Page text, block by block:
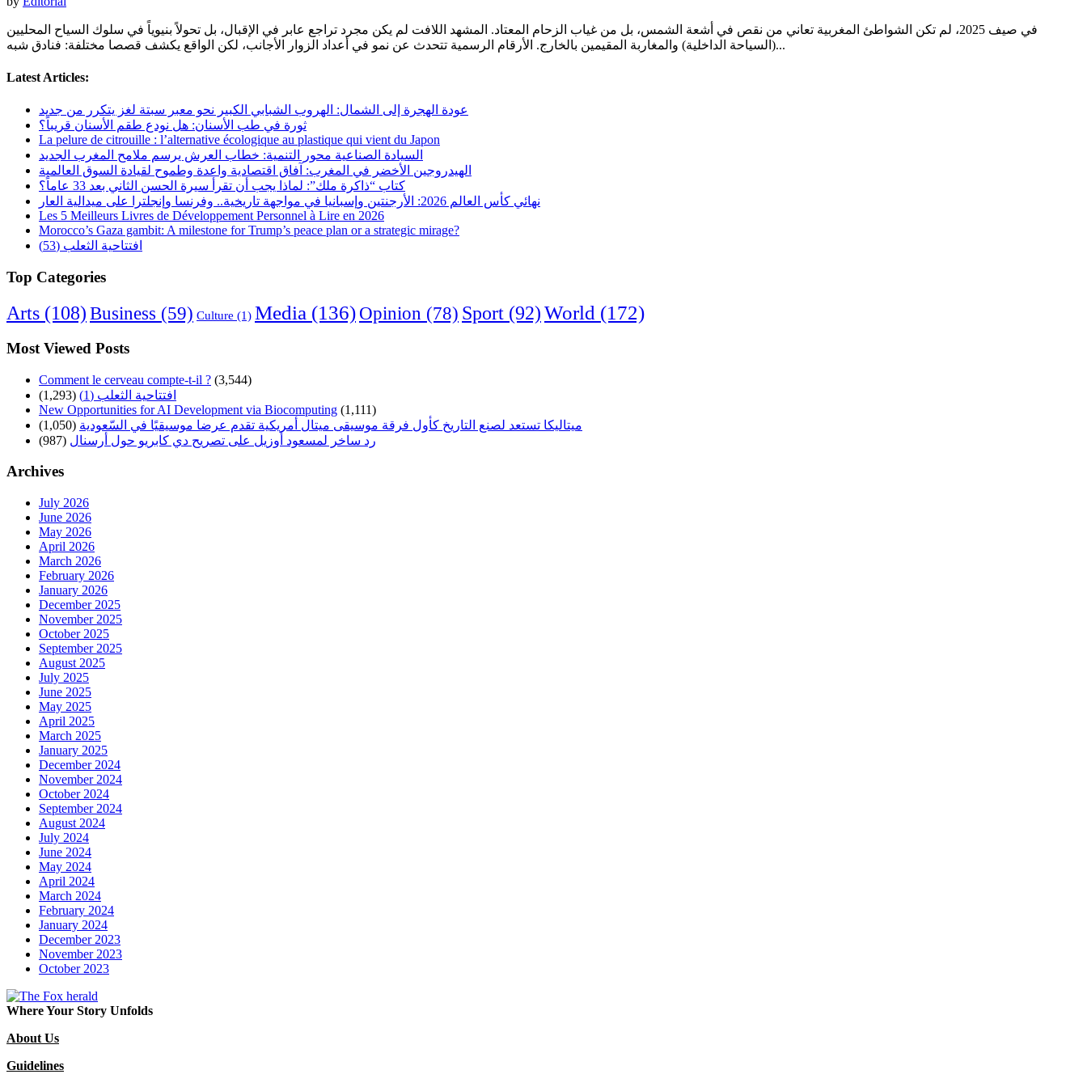
في صيف 2025، لم تكن الشواطئ المغربية تعاني من نقص في أشعة الشمس، بل من غياب الزحام المعتاد. المشهد اللافت لم يكن مجرد تراجع عابر في الإقبال، بل تحولاً بنيوياً في سلوك السياح المحليين
(السياحة الداخلية) والمغاربة المقيمين بالخارج. الأرقام الرسمية تتحدث عن نمو في أعداد الزوار الأجانب، لكن الواقع يكشف قصصا مختلفة: فنادق شبه...
Latest Articles:
عودة الهجرة إلى الشمال: الهروب الشبابي الكبير نحو معبر سبتة لغز يتكرر من جديد
ثورة في طب الأسنان: هل نودع طقم الأسنان قريباً؟
La pelure de citrouille : l’alternative écologique au plastique qui vient du Japon
السيادة الصناعية محور التنمية: خطاب العرش يرسم ملامح المغرب الجديد
الهيدروجين الأخضر في المغرب: آفاق اقتصادية واعدة وطموح لقيادة السوق العالمية
كتاب “ذاكرة ملك”: لماذا يجب أن تقرأ سيرة الحسن الثاني بعد 33 عاماً؟
نهائي كأس العالم 2026: الأرجنتين وإسبانيا في مواجهة تاريخية.. وفرنسا وإنجلترا على ميدالية العار
Les 5 Meilleurs Livres de Développement Personnel à Lire en 2026
Morocco’s Gaza gambit: A milestone for Trump’s peace plan or a strategic mirage?
افتتاحية الثعلب (53)
Top Categories
Arts (108) Business (59) Culture (1) Media (136)Opinion (78) Sport (92)World (172)
Most Viewed Posts
Comment le cerveau compte-t-il ? (3,544)
افتتاحية الثعلب (1)
(1,293)
New Opportunities for AI Development via Biocomputing (1,111)
ميتاليكا تستعد لصنع التاريخ كأول فرقة موسيقى ميتال أمريكية تقدم عرضا موسيقيًا في السّعودية (1,050)
رد ساخر لمسعود أوزيل على تصريح دي كابريو حول أرسنال (987)
Archives
July 2026
June 2026
May 2026
April 2026
March 2026
February 2026
January 2026
December 2025
November 2025
October 2025
September 2025
August 2025
July 2025
June 2025
May 2025
April 2025
March 2025
January 2025
December 2024
November 2024
October 2024
September 2024
August 2024
July 2024
June 2024
May 2024
April 2024
March 2024
February 2024
January 2024
December 2023
November 2023
October 2023
Where Your Story Unfolds
About Us
Guidelines